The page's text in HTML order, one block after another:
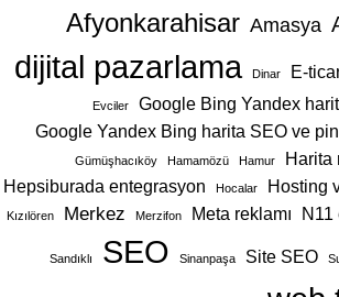
Afyonkarahisar Amasya
dijital pazarlama Dinar E-
Evciler
Google Bing Yandex
Google Yandex Bing harita SEO ve
Gümüşhacıköy Hamamözü Hamur
Harita
Hepsiburada entegrasyon
Hocalar Hosting
Kızılören Merkez Merzifon Meta reklamı N11
Sandıklı SEO Sinanpaşa Site SEO